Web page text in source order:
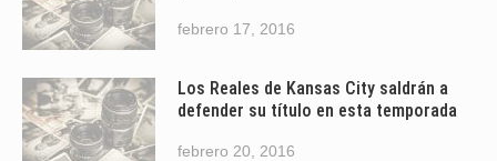
febrero 17, 2016
Los Reales de Kansas City saldrán a
defender su título en esta temporada
febrero 20, 2016